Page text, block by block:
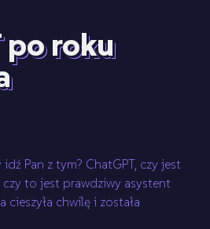
po roku
Pan z tym? ChatGPT, czy jest
czy to jest prawdziwy asystent
cieszyła chwilę i została